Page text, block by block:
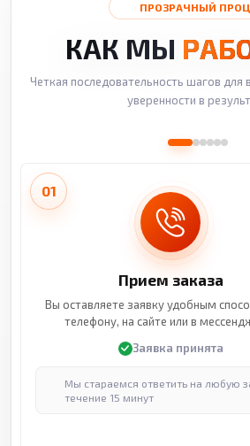
ПРОЗРАЧНЫЙ
КАК МЫ
Четкая последовательность шагов для
уверенности в
01
Прием заказа
Вы оставляете заявку удобным
телефону, на сайте или в
Заявка принята
Мы стараемся ответить на любую
течение 15 минут